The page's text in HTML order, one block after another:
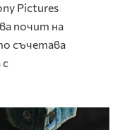
Pictures
почит на
съчетава